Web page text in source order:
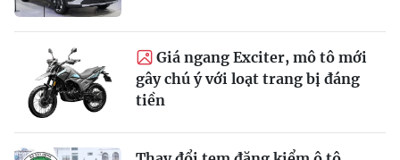
Giá ngang Exciter, mô tô mới
gây chú ý với loạt trang bị đáng
tiền